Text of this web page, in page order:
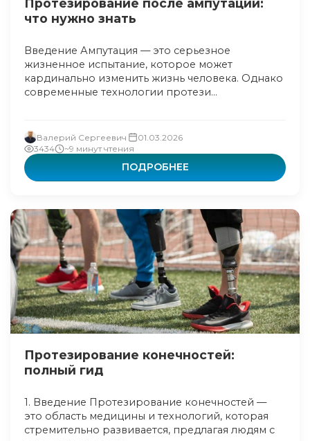
Протезирование после ампутации:
что нужно знать
Введение Ампутация — это серьезное
жизненное испытание, которое может
кардинально изменить жизнь человека. Однако
современные технологии протези...
Валерий Сергеевич
01.03.2026
3434
~9 минут чтения
ПОДРОБНЕЕ
Протезирование конечностей:
полный гид
1. Введение Протезирование конечностей —
это область медицины и технологий, которая
стремительно развивается, предлагая людям с